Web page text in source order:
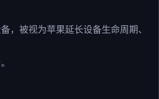
，被视为苹果延长设备生命周期、